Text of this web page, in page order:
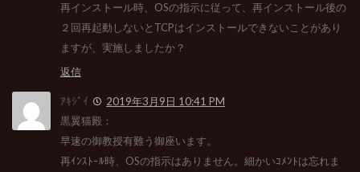
再インストール時、OSの指示に従って、再インストール後の
２回再起動しないとTCPはインストールできないことがあり
ますが、実施しましたか？
返信
ｱｷｼﾞｲ
2019年3月9日 10:41 PM
黒翼猫殿：
早速の御教授有難う御座います。
再ｲﾝｽﾄｰﾙ時、OSの指示はありません。細かいｺﾒﾝﾄは忘れま